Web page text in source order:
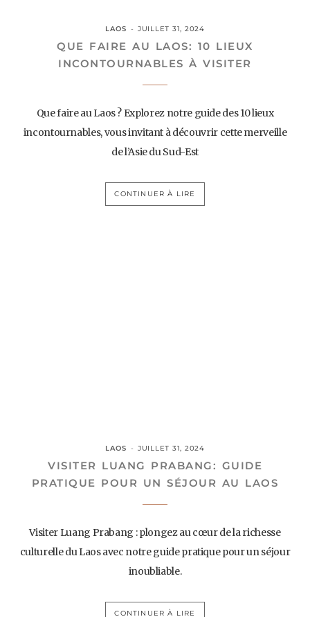
LAOS JUILLET 31, 2024
QUE FAIRE AU LAOS: 10 LIEUX
INCONTOURNABLES À VISITER
Que faire au Laos ? Explorez notre guide des 10 lieux
incontournables, vous invitant à découvrir cette merveille
de l’Asie du Sud-Est
CONTINUER À LIRE
LAOS JUILLET 31, 2024
VISITER LUANG PRABANG: GUIDE
PRATIQUE POUR UN SÉJOUR AU LAOS
Visiter Luang Prabang : plongez au cœur de la richesse
culturelle du Laos avec notre guide pratique pour un séjour
inoubliable.
CONTINUER À LIRE